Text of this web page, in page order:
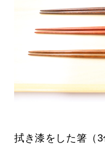
拭き漆をした箸（